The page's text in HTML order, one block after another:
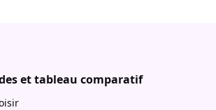
et tableau comparatif